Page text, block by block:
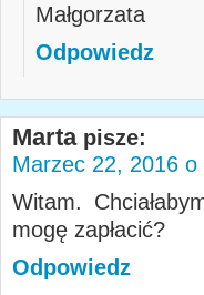
Małgorzata
Odpowiedz
Marta pisze:
Marzec 22, 2016 o
Witam.
mogę zapłacić?
Odpowiedz